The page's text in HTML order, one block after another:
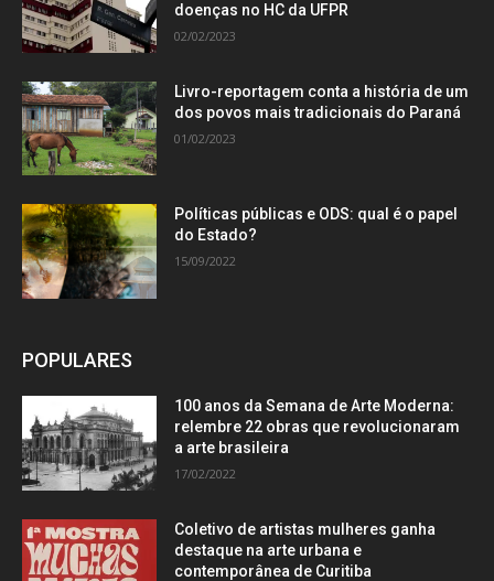
doenças no HC da UFPR
02/02/2023
Livro-reportagem conta a história de um
dos povos mais tradicionais do Paraná
01/02/2023
Políticas públicas e ODS: qual é o papel
do Estado?
15/09/2022
POPULARES
100 anos da Semana de Arte Moderna:
relembre 22 obras que revolucionaram
a arte brasileira
17/02/2022
Coletivo de artistas mulheres ganha
destaque na arte urbana e
contemporânea de Curitiba